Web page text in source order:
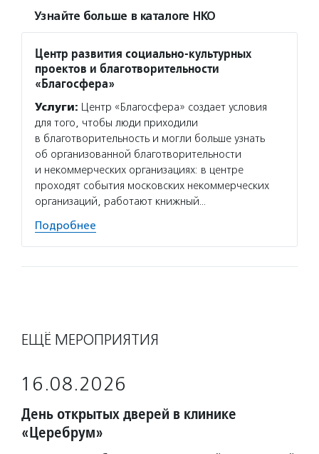
Узнайте больше в каталоге НКО
Центр развития социально-культурных
проектов и благотворительности
«Благосфера»
Услуги: Центр «Благосфера» создает условия
для того, чтобы люди приходили
в благотворительность и могли больше узнать
об организованной благотворительности
и некоммерческих организациях: в центре
проходят события московских некоммерческих
организаций, работают книжный…
Подробнее
ЕЩЁ МЕРОПРИЯТИЯ
16.08.2026
День открытых дверей в клинике
«Церебрум»